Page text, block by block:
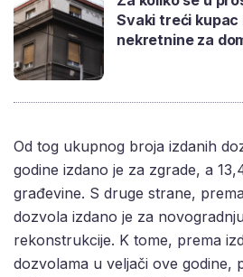
Svaki treći
nekretnine za
Od tog ukupnog broja izdanih
godine izdano je za zgrade, a
građevine. S druge strane,
dozvola izdano je za
rekonstrukcije. K tome, prema
dozvolama u veljači ove godine,